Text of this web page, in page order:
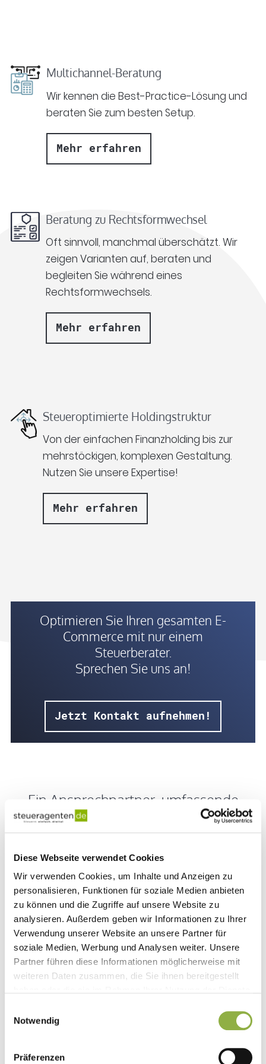
Diese Webseite verwendet Cookies
Wir verwenden Cookies, um Inhalte und Anzeigen zu
personalisieren, Funktionen für soziale Medien anbieten
zu können und die Zugriffe auf unsere Website zu
analysieren. Außerdem geben wir Informationen zu Ihrer
Verwendung unserer Website an unsere Partner für
soziale Medien, Werbung und Analysen weiter. Unsere
Partner führen diese Informationen möglicherweise mit
weiteren Daten zusammen, die Sie ihnen bereitgestellt
Notwendig
Präferenzen
Multichannel-Beratung
Wir kennen die Best-Practice-Lösung und
beraten Sie zum besten Setup.
Mehr erfahren
Beratung zu Rechtsformwechsel
Oft sinnvoll, manchmal überschätzt. Wir
zeigen Varianten auf, beraten und
begleiten Sie während eines
Rechtsformwechsels.
Mehr erfahren
Steueroptimierte Holdingstruktur
Von der einfachen Finanzholding bis zur
mehrstöckigen, komplexen Gestaltung.
Nutzen Sie unsere Expertise!
Mehr erfahren
Optimieren Sie Ihren gesamten E-
Commerce mit nur einem
Steuerberater.
Sprechen Sie uns an!
Jetzt Kontakt aufnehmen!
Ein Ansprechpartner, umfassende
Alles aus einer Hand
Keine wechselnden Ansprechpartner, keine
unzuverlässigen Dienstleister oder
Partnernetzwerke – mit steueragenten.de
bekommen Sie die All-in-One-Lösung mit nur
Steuererklärungen oder Jahresabschluss und
erfolgreichen Online-Handel – in